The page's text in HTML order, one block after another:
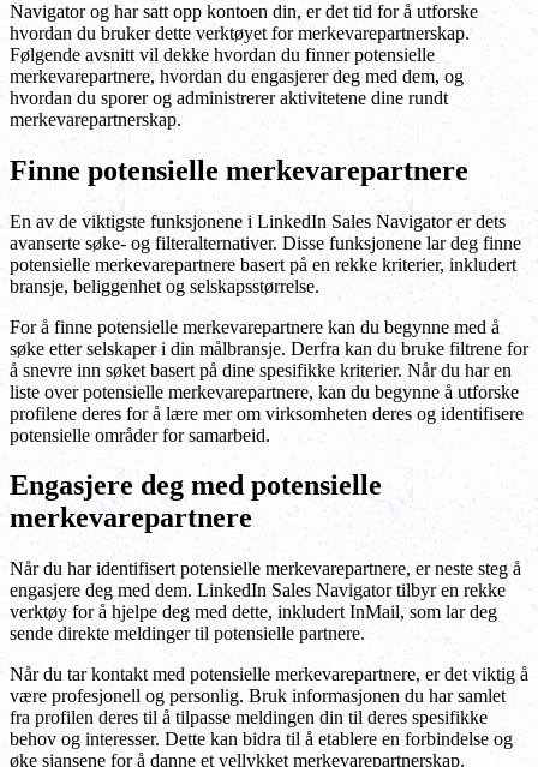
Navigator og har satt opp kontoen din, er det tid for å utforske
hvordan du bruker dette verktøyet for merkevarepartnerskap.
Følgende avsnitt vil dekke hvordan du finner potensielle
merkevarepartnere, hvordan du engasjerer deg med dem, og
hvordan du sporer og administrerer aktivitetene dine rundt
merkevarepartnerskap.
Finne potensielle merkevarepartnere
En av de viktigste funksjonene i LinkedIn Sales Navigator er dets
avanserte søke- og filteralternativer. Disse funksjonene lar deg finne
potensielle merkevarepartnere basert på en rekke kriterier, inkludert
bransje, beliggenhet og selskapsstørrelse.
For å finne potensielle merkevarepartnere kan du begynne med å
søke etter selskaper i din målbransje. Derfra kan du bruke filtrene for
å snevre inn søket basert på dine spesifikke kriterier. Når du har en
liste over potensielle merkevarepartnere, kan du begynne å utforske
profilene deres for å lære mer om virksomheten deres og identifisere
potensielle områder for samarbeid.
Engasjere deg med potensielle
merkevarepartnere
Når du har identifisert potensielle merkevarepartnere, er neste steg å
engasjere deg med dem. LinkedIn Sales Navigator tilbyr en rekke
verktøy for å hjelpe deg med dette, inkludert InMail, som lar deg
sende direkte meldinger til potensielle partnere.
Når du tar kontakt med potensielle merkevarepartnere, er det viktig å
være profesjonell og personlig. Bruk informasjonen du har samlet
fra profilen deres til å tilpasse meldingen din til deres spesifikke
behov og interesser. Dette kan bidra til å etablere en forbindelse og
øke sjansene for å danne et vellykket merkevarepartnerskap.